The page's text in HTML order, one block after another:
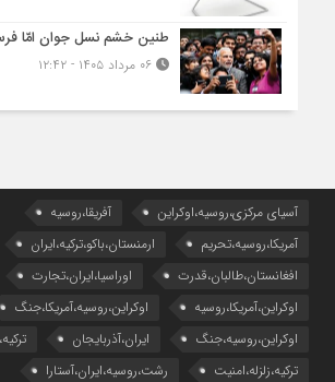
طنین خشم نسل جوان امّا
۰۶ مرداد ۱۴۰۵ - ۱۲:۴۲
آسیای مرکزی،روسیه،اوکراین
آفریقا،روسیه
آمریکا،روسیه،تحریم
ارمنستان،باکو،ترکیه،ایران
افغانستان،طالبان،قدرت
اوراسیا،ایران،تجارت
اوکراین،آمریکا،روسیه
اوکراین،روسیه،آمریکا،جنگ
اوکراین،روسیه،جنگ
ایران،آذربایجان
ترکیه،زلزله،امنیت
رشت،روسیه،ایران،آستارا